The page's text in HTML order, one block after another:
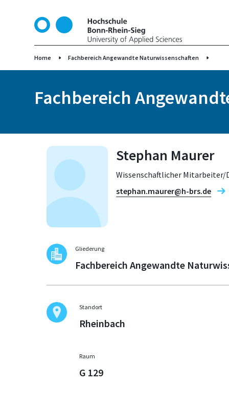
t
Home Fachbereich Angewandte Naturwissenschaften
Fachbereich
Stephan Maurer
Wissenschaftlicher Mitarbeiter/
stephan.maurer@h-brs.de
Gliederung
Fachbereich Angewandte
Standort
Rheinbach
Raum
G 129